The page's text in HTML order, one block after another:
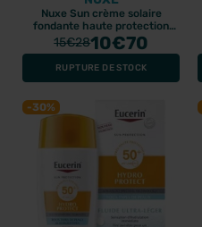
Nuxe Sun crème solaire
fondante haute protection
spf50 - 50ml
15€2810€70
RUPTURE DE STOCK
-30%